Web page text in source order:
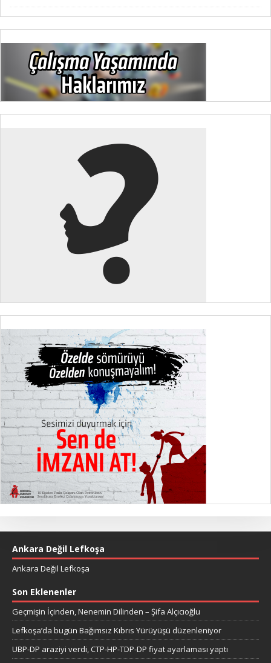
Ankara Değil Lefkoşa
Ankara Değil Lefkoşa
Son Eklenenler
Geçmişin İçinden, Nenemin Dilinden – Şifa Alçıcıoğlu
Lefkoşa’da bugün Bağımsız Kıbrıs Yürüyüşü düzenleniyor
UBP-DP araziyi verdi, CTP-HP-TDP-DP fiyat ayarlaması yaptı